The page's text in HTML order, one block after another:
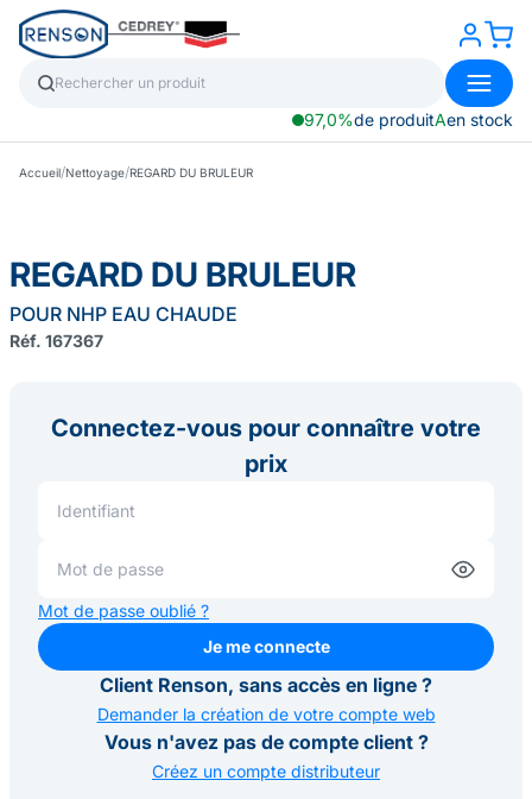
97,0%de produitAen stock
Accueil/Nettoyage/REGARD DU BRULEUR
REGARD DU BRULEUR
POUR NHP EAU CHAUDE
Réf. 167367
Connectez-vous pour connaître votre
prix
Mot de passe oublié ?
Je me connecte
Je me connecte
Client Renson, sans accès en ligne ?
Demander la création de votre compte web
Vous n'avez pas de compte client ?
Créez un compte distributeur